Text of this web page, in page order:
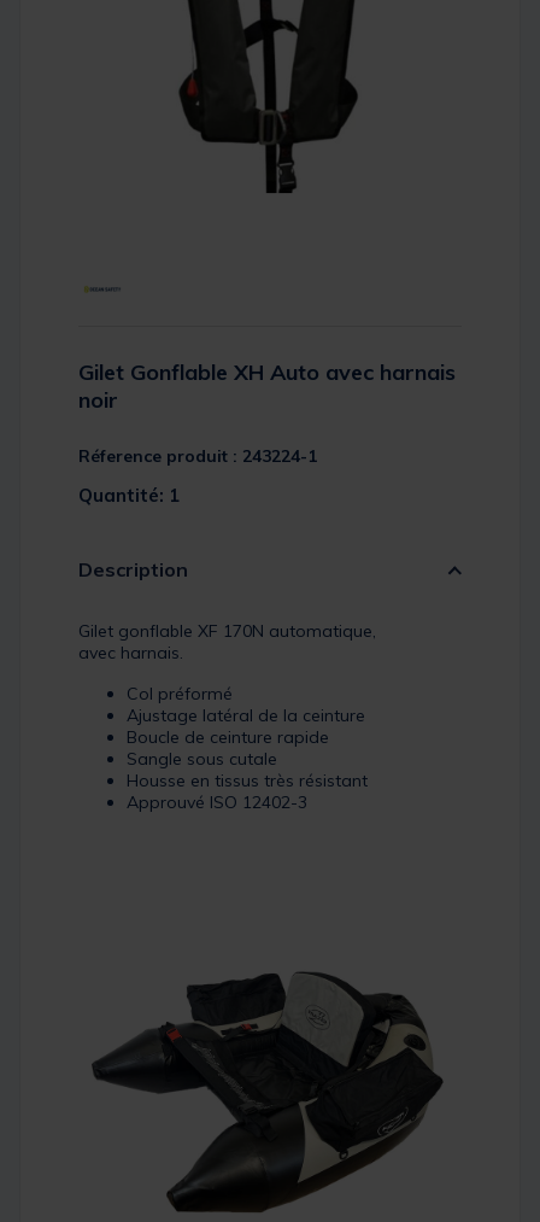
Gilet Gonflable XH Auto avec harnais
noir
Réference produit : 243224-1
Quantité: 1
Description
Gilet gonflable XF 170N automatique,
avec harnais.
Col préformé
Ajustage latéral de la ceinture
Boucle de ceinture rapide
Sangle sous cutale
Housse en tissus très résistant
Approuvé ISO 12402-3